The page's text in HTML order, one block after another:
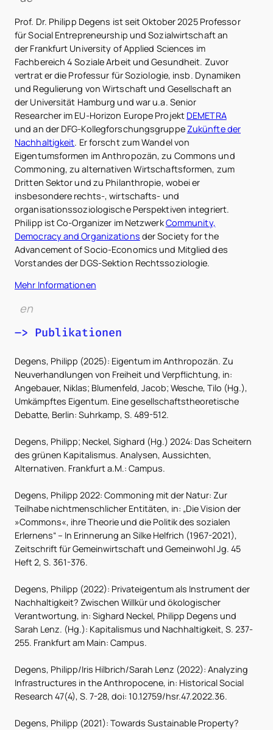
Prof. Dr. Philipp Degens ist seit Oktober 2025 Professor
für Social Entrepreneurship und Sozialwirtschaft an
der Frankfurt University of Applied Sciences im
Fachbereich 4 Soziale Arbeit und Gesundheit. Zuvor
vertrat er die Professur für Soziologie, insb. Dynamiken
und Regulierung von Wirtschaft und Gesellschaft an
der Universität Hamburg und war u.a. Senior
Researcher im EU-Horizon Europe Projekt DEMETRA
und an der DFG-Kollegforschungsgruppe Zukünfte der
Nachhaltigkeit. Er forscht zum Wandel von
Eigentumsformen im Anthropozän, zu Commons und
Commoning, zu alternativen Wirtschaftsformen, zum
Dritten Sektor und zu Philanthropie, wobei er
insbesondere rechts-, wirtschafts- und
organisationssoziologische Perspektiven integriert.
Philipp ist Co-Organizer im NetzwerkCommunity,
Democracy and Organizations der Society for the
Advancement of Socio-Economics und Mitglied des
Vorstandes der DGS-Sektion Rechtssoziologie.
Mehr Informationen
en
–> Publikationen
Degens, Philipp (2025): Eigentum im Anthropozän. Zu
Neuverhandlungen von Freiheit und Verpflichtung, in:
Angebauer, Niklas; Blumenfeld, Jacob; Wesche, Tilo (Hg.),
Umkämpftes Eigentum. Eine gesellschaftstheoretische
Debatte, Berlin: Suhrkamp, S. 489-512.
Degens, Philipp; Neckel, Sighard (Hg.) 2024: Das Scheitern
des grünen Kapitalismus. Analysen, Aussichten,
Alternativen. Frankfurt a.M.: Campus.
Degens, Philipp 2022: Commoning mit der Natur: Zur
Teilhabe nichtmenschlicher Entitäten, in: „Die Vision der
»Commons«, ihre Theorie und die Politik des sozialen
Erlernens“ – In Erinnerung an Silke Helfrich (1967-2021),
Zeitschrift für Gemeinwirtschaft und Gemeinwohl Jg. 45
Heft 2, S. 361-376.
Degens, Philipp (2022): Privateigentum als Instrument der
Nachhaltigkeit? Zwischen Willkür und ökologischer
Verantwortung, in: Sighard Neckel, Philipp Degens und
Sarah Lenz. (Hg.): Kapitalismus und Nachhaltigkeit, S. 237-
255. Frankfurt am Main: Campus.
Degens, Philipp/Iris Hilbrich/Sarah Lenz (2022): Analyzing
Infrastructures in the Anthropocene, in: Historical Social
Research 47(4), S. 7-28, doi: 10.12759/hsr.47.2022.36.
Degens, Philipp (2021): Towards Sustainable Property?